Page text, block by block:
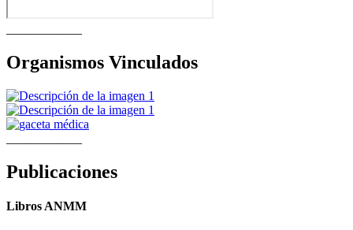
Organismos Vinculados
Publicaciones
Libros ANMM